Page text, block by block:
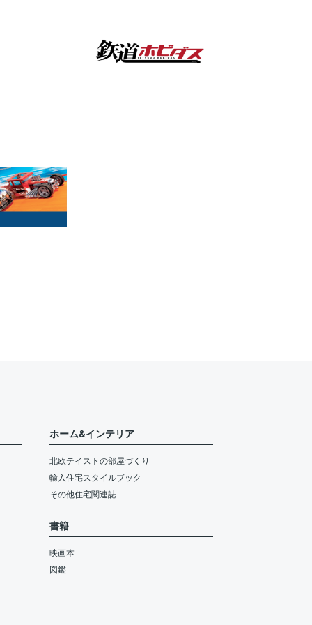
ホーム&インテリア
北欧テイストの部屋づくり
輸入住宅スタイルブック
その他住宅関連誌
書籍
映画本
図鑑